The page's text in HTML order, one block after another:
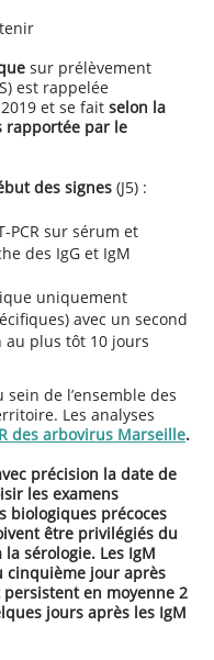
sur prélèvement
est rappelée
et se fait selon la
rapportée par le
des signes (J5) :
PCR sur sérum et
des IgG et IgM
uniquement
avec un second
plus tôt 10 jours
de l’ensemble des
Les analyses
des arbovirus Marseille.
précision la date de
les examens
biologiques précoces
être privilégiés du
sérologie. Les IgM
cinquième jour après
en moyenne 2
jours après les IgM